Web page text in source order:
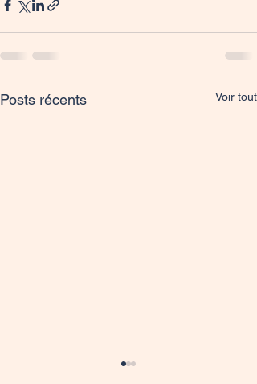
Posts récents Voir tout